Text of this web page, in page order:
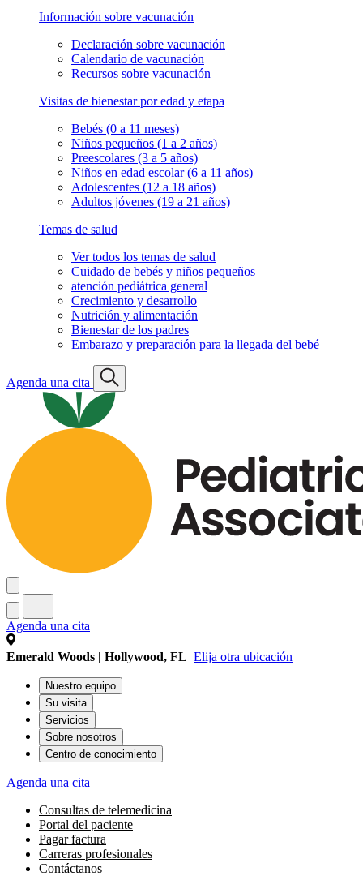
Información sobre vacunación
Declaración sobre vacunación
Calendario de vacunación
Recursos sobre vacunación
Visitas de bienestar por edad y etapa
Bebés (0 a 11 meses)
Niños pequeños (1 a 2 años)
Preescolares (3 a 5 años)
Niños en edad escolar (6 a 11 años)
Adolescentes (12 a 18 años)
Adultos jóvenes (19 a 21 años)
Temas de salud
Ver todos los temas de salud
Cuidado de bebés y niños pequeños
atención pediátrica general
Crecimiento y desarrollo
Nutrición y alimentación
Bienestar de los padres
Embarazo y preparación para la llegada del bebé
Agenda una cita
Agenda una cita
Emerald Woods | Hollywood, FL Elija otra ubicación
Nuestro equipo
Su visita
Servicios
Sobre nosotros
Centro de conocimiento
Agenda una cita
Consultas de telemedicina
Portal del paciente
Pagar factura
Carreras profesionales
Contáctanos